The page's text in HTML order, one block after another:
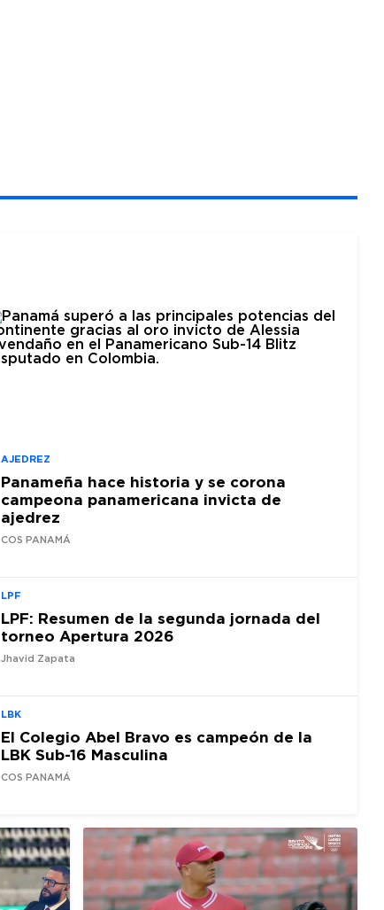
AJEDREZ
Panameña hace historia y se corona
campeona panamericana invicta de
ajedrez
COS PANAMÁ
LPF
LPF: Resumen de la segunda jornada del
torneo Apertura 2026
Jhavid Zapata
LBK
El Colegio Abel Bravo es campeón de la
LBK Sub-16 Masculina
COS PANAMÁ